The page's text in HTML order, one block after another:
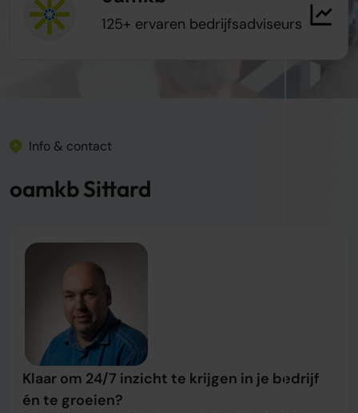
125+ ervaren bedrijfsadviseurs
Info & contact
oamkb Sittard
Klaar om 24/7 inzicht te krijgen in je bedrijf
én te groeien?